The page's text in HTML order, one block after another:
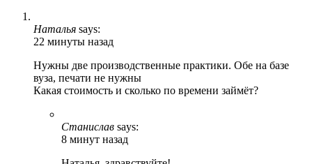
Наталья says:
22 минуты назад
Нужны две производственные практики. Обе на базе
вуза, печати не нужны
Какая стоимость и сколько по времени займёт?
Станислав says:
8 минут назад